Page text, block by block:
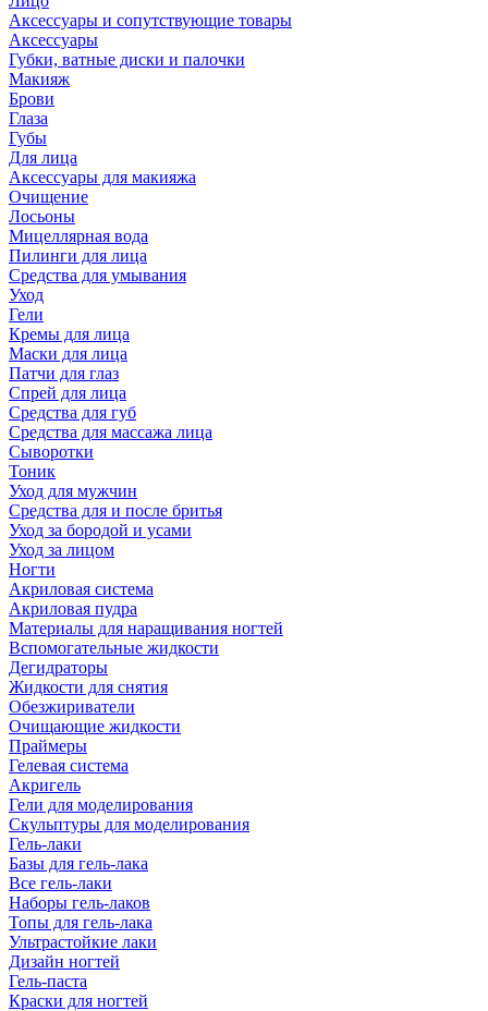
Аксессуары и сопутствующие товары
Аксессуары
Губки, ватные диски и палочки
Макияж
Брови
Глаза
Губы
Для лица
Аксессуары для макияжа
Очищение
Лосьоны
Мицеллярная вода
Пилинги для лица
Средства для умывания
Уход
Гели
Кремы для лица
Маски для лица
Патчи для глаз
Спрей для лица
Средства для губ
Средства для массажа лица
Сыворотки
Тоник
Уход для мужчин
Средства для и после бритья
Уход за бородой и усами
Уход за лицом
Ногти
Акриловая система
Акриловая пудра
Материалы для наращивания ногтей
Вспомогательные жидкости
Дегидраторы
Жидкости для снятия
Обезжириватели
Очищающие жидкости
Праймеры
Гелевая система
Акригель
Гели для моделирования
Скульптуры для моделирования
Гель-лаки
Базы для гель-лака
Все гель-лаки
Наборы гель-лаков
Топы для гель-лака
Ультрастойкие лаки
Дизайн ногтей
Гель-паста
Краски для ногтей